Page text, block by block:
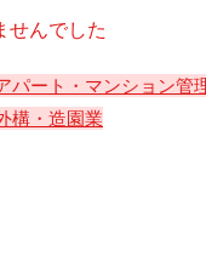
せんでした
パート・マンション管
構・造園業